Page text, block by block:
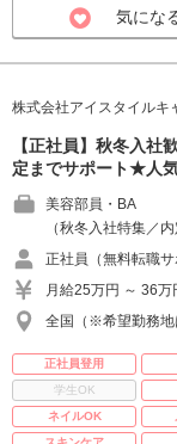
気にな
株式会社アイスタイルキ
【正社員】秋冬入
定までサポート★人
美容部員・BA
（秋冬入社特集／
正社員（無料転職サ
月給25万円 ～ 36万
全国（※希望勤務地
正社員登用
学生OK
ネイルOK